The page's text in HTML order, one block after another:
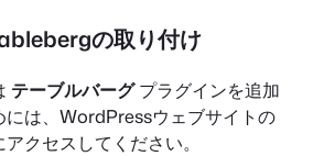
の取り付け
テーブルバーグプラグインを追加
には、WordPressウェブサイトの
クセスしてください。